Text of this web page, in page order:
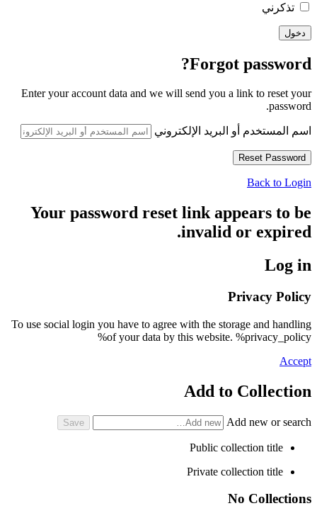
تذكرني
Forgot password?
Enter your account data and we will send you a link to reset your
password.
اسم المستخدم أو البريد الإلكتروني
Back to Login
Your password reset link appears to be
invalid or expired.
Log in
Privacy Policy
To use social login you have to agree with the storage and handling
of your data by this website. %privacy_policy%
Accept
Add to Collection
Add new or search
Public collection title
Private collection title
No Collections